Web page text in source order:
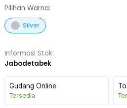
Pilihan Warna:
Silver
Informasi Stok:
Jabodetabek
Gudang Online
Tersedia